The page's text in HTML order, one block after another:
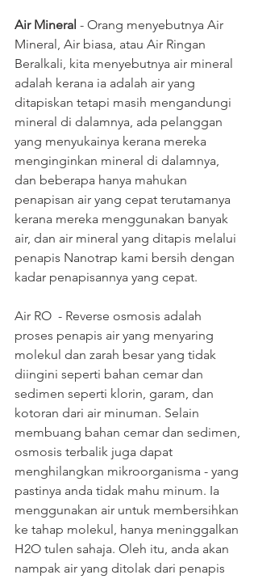
Air Mineral - Orang menyebutnya Air
Mineral, Air biasa, atau Air Ringan
Beralkali, kita menyebutnya air mineral
adalah kerana ia adalah air yang
ditapiskan tetapi masih mengandungi
mineral di dalamnya, ada pelanggan
yang menyukainya kerana mereka
menginginkan mineral di dalamnya,
dan beberapa hanya mahukan
penapisan air yang cepat terutamanya
kerana mereka menggunakan banyak
air, dan air mineral yang ditapis melalui
penapis Nanotrap kami bersih dengan
kadar penapisannya yang cepat.
Air RO  - Reverse osmosis adalah
proses penapis air yang menyaring
molekul dan zarah besar yang tidak
diingini seperti bahan cemar dan
sedimen seperti klorin, garam, dan
kotoran dari air minuman. Selain
membuang bahan cemar dan sedimen,
osmosis terbalik juga dapat
menghilangkan mikroorganisma - yang
pastinya anda tidak mahu minum. Ia
menggunakan air untuk membersihkan
ke tahap molekul, hanya meninggalkan
H2O tulen sahaja. Oleh itu, anda akan
nampak air yang ditolak dari penapis